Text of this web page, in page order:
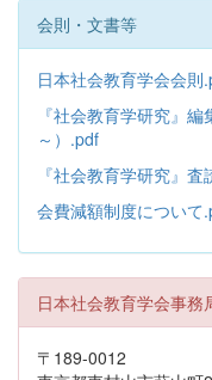
会則・文書等
日本社会教育学会会則
『社会教育学研究』
～）.pdf
『社会教育学研究』
会費減額制度について
日本社会教育学会事務
〒189-0012